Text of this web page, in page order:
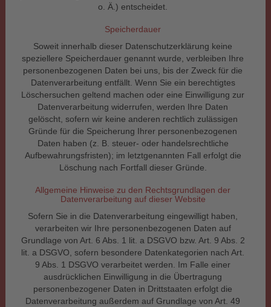
o. Ä.) entscheidet.
Speicherdauer
Soweit innerhalb dieser Datenschutzerklärung keine
speziellere Speicherdauer genannt wurde, verbleiben Ihre
personenbezogenen Daten bei uns, bis der Zweck für die
Datenverarbeitung entfällt. Wenn Sie ein berechtigtes
Löschersuchen geltend machen oder eine Einwilligung zur
Datenverarbeitung widerrufen, werden Ihre Daten
gelöscht, sofern wir keine anderen rechtlich zulässigen
Gründe für die Speicherung Ihrer personenbezogenen
Daten haben (z. B. steuer- oder handelsrechtliche
Aufbewahrungsfristen); im letztgenannten Fall erfolgt die
Löschung nach Fortfall dieser Gründe.
Allgemeine Hinweise zu den Rechtsgrundlagen der
Datenverarbeitung auf dieser Website
Sofern Sie in die Datenverarbeitung eingewilligt haben,
verarbeiten wir Ihre personenbezogenen Daten auf
Grundlage von Art. 6 Abs. 1 lit. a DSGVO bzw. Art. 9 Abs. 2
lit. a DSGVO, sofern besondere Datenkategorien nach Art.
9 Abs. 1 DSGVO verarbeitet werden. Im Falle einer
ausdrücklichen Einwilligung in die Übertragung
personenbezogener Daten in Drittstaaten erfolgt die
Datenverarbeitung außerdem auf Grundlage von Art. 49